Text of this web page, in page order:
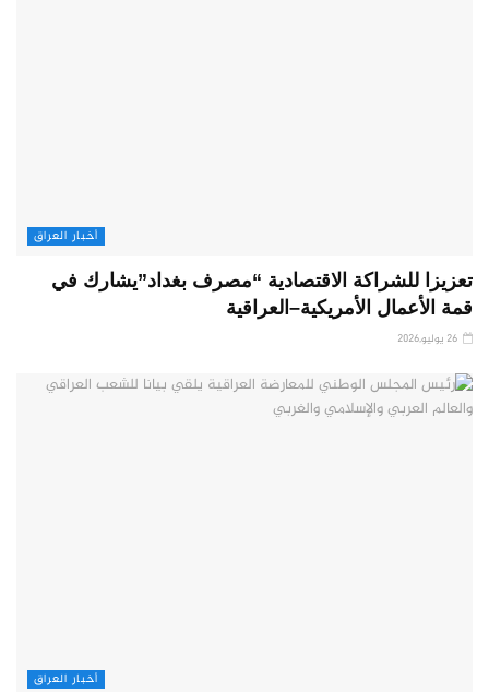
أخبار العراق
تعزيزا للشراكة الاقتصادية “مصرف بغداد”يشارك في
قمة الأعمال الأمريكية–العراقية
أخبار العراق